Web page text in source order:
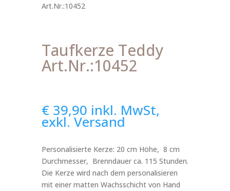
Art.Nr.:10452
Taufkerze Teddy
Art.Nr.:10452
€39,90 inkl. MwSt,
exkl. Versand
Personalisierte Kerze: 20 cm Höhe, 8 cm
Durchmesser, Brenndauer ca. 115 Stunden.
Die Kerze wird nach dem personalisieren
mit einer matten Wachsschicht von Hand